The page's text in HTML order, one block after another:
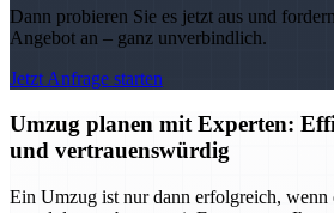
Dann probieren Sie es jetzt aus und
Angebot an – ganz unverbindlich.
Jetzt Anfrage starten
Umzug planen mit Experten:
und vertrauenswürdig
Ein Umzug ist nur dann erfolgreich,